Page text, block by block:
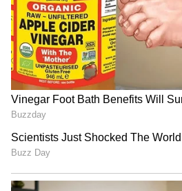
డిటర్జెంట్ సరిగా పనిచేయవు.
అతుక్కుపోతుంది. అవి తమ
పొడిగా అనిపిస్తాయి. కాబట్టి..
ఉతికేటప్పుడు కూడా మూడు లేదా
మించి ఒకేసారి వేయకపోవడమే
వేడి లేదా గోరు వెచ్చని నీటితో
చేయడం వల్ల టవల్స్ నుంచి
వేడిగా ఉన్న నీటిని వాడకూడదు.